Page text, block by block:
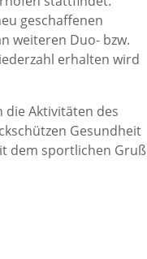
geschaffenen
weiteren Duo- bzw.
erhalten wird
die Aktivitäten des
Gesundheit
dem sportlichen Gruß